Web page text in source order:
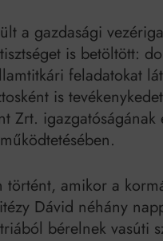
a gazdasági
is betöltött:
feladatokat
is
Zrt.
történt, amikor a
Dávid néhány
bérelnek vasúti